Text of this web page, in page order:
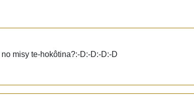
misy te-hokôtina?:-D:-D:-D:-D